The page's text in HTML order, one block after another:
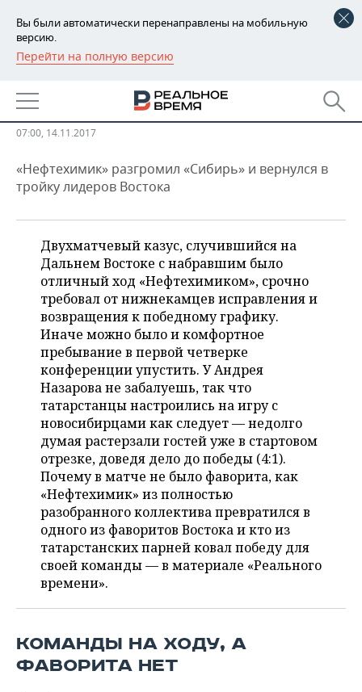
Вы были автоматически перенаправлены на мобильную
версию.
Перейти на полную версию
РЕГИОНЫ
БАШКОРТОСТАН
ТАТАРСТАН
УДМУРТИЯ
НОВОСТИ
АНАЛИТИКА
НОВОСТИ АНАЛИТИКИ
КОРОЛИ ГОСЗАКАЗА ПФО
ВУЗЫ ТАТАРСТАНА
КОМУ ПРИНАДЛЕЖАТ
ТОРГОВЫЕ ЦЕНТРЫ
ТАТАРСТАНА
ЭКОНОМИКА
ФИНАНСЫ
БАНКИ
БЮДЖЕТ
ИНВЕСТИЦИИ
НОВОСТИ
ПРОМЫШЛЕННОСТИ
АГРОПРОМ
МАШИНОСТРОЕНИЕ
НЕФТЕХИМИЯ
НЕФТЬ
ОПК
ЭНЕРГЕТИКА
НЕДВИЖИМОСТЬ
НОВОСТИ НЕДВИЖИМОСТИ
АВТО
НОВОСТИ АВТО
БИЗНЕС
НОВОСТИ БИЗНЕСА
РОЗНИЧНАЯ ТОРГОВЛЯ
ТРАНСПОРТ
УСЛУГИ
ТЕХНОЛОГИИ
НОВОСТИ ТЕХНОЛОГИЙ
МЕДИА
ТЕЛЕКОММУНИКАЦИИ
МЕРОПРИЯТИЯ
НОВОСТИ МЕРОПРИЯТИЙ
ВЫЕЗДНАЯ РЕДАКЦИЯ
БИЗНЕС-БРАНЧИ
ONLINE-КОНФЕРЕНЦИИ
ОТКРЫТАЯ ЛЕКЦИЯ
СПОРТ
НОВОСТИ СПОРТА
ФУТБОЛ
ХОККЕЙ
БАСКЕТБОЛ
КИБЕРСПОРТ
ОБЩЕСТВО
НОВОСТИ ОБЩЕСТВА
ВЛАСТЬ
ИНФРАСТРУКТУРА
КУЛЬТУРА
ФОТОГАЛЕРЕЯ
СЮЖЕТЫ
СПРАВОЧНИК
СПИСОК КОМПАНИЙ
Вернулись в победный график!
07:00, 14.11.2017
«Нефтехимик» разгромил «Сибирь» и вернулся в
тройку лидеров Востока
Двухматчевый казус, случившийся на
Дальнем Востоке с набравшим было
отличный ход «Нефтехимиком», срочно
требовал от нижнекамцев исправления и
возвращения к победному графику.
Иначе можно было и комфортное
пребывание в первой четверке
конференции упустить. У Андрея
Назарова не забалуешь, так что
татарстанцы настроились на игру с
новосибирцами как следует — недолго
думая растерзали гостей уже в стартовом
отрезке, доведя дело до победы (4:1).
Почему в матче не было фаворита, как
«Нефтехимик» из полностью
разобранного коллектива превратился в
одного из фаворитов Востока и кто из
татарстанских парней ковал победу для
своей команды — в материале «Реального
времени».
КОМАНДЫ НА ХОДУ, А
ФАВОРИТА НЕТ